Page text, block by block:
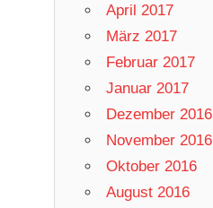
April 2017
März 2017
Februar 2017
Januar 2017
Dezember 2016
November 2016
Oktober 2016
August 2016